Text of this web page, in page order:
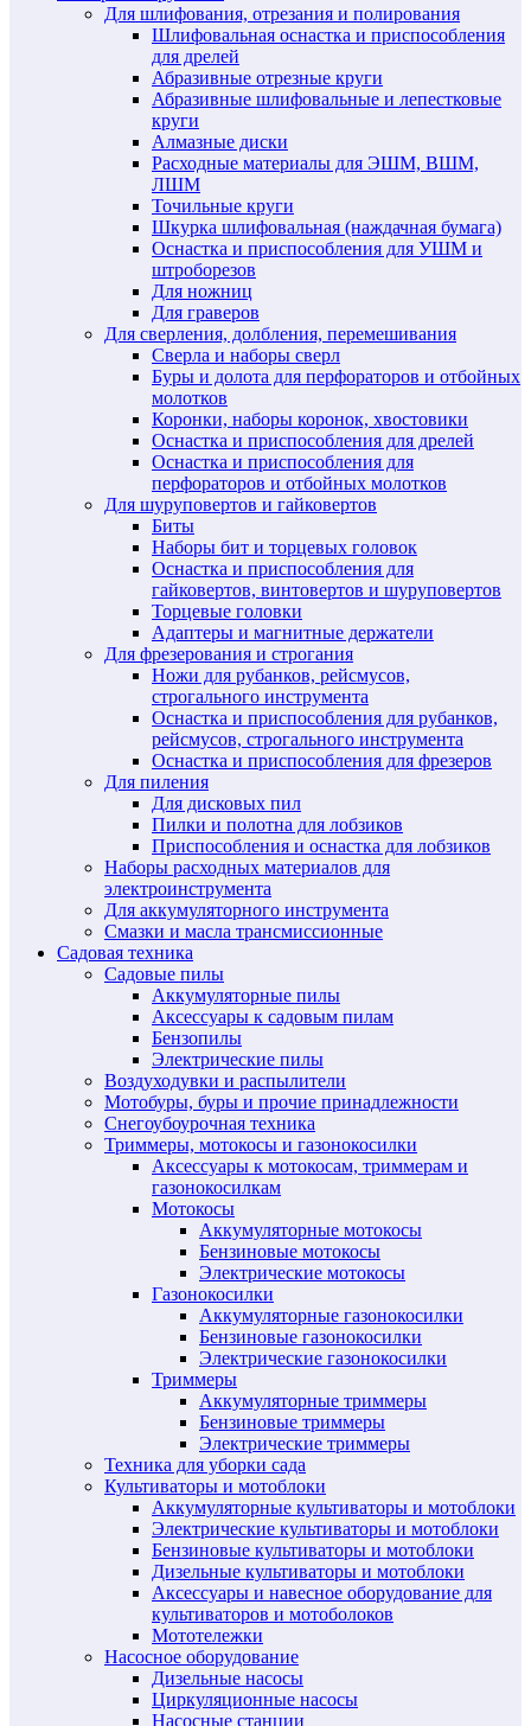
Для шлифования, отрезания и полирования
Шлифовальная оснастка и приспособления
для дрелей
Абразивные отрезные круги
Абразивные шлифовальные и лепестковые
круги
Алмазные диски
Расходные материалы для ЭШМ, ВШМ,
ЛШМ
Точильные круги
Шкурка шлифовальная (наждачная бумага)
Оснастка и приспособления для УШМ и
штроборезов
Для ножниц
Для граверов
Для сверления, долбления, перемешивания
Сверла и наборы сверл
Буры и долота для перфораторов и отбойных
молотков
Коронки, наборы коронок, хвостовики
Оснастка и приспособления для дрелей
Оснастка и приспособления для
перфораторов и отбойных молотков
Для шуруповертов и гайковертов
Биты
Наборы бит и торцевых головок
Оснастка и приспособления для
гайковертов, винтовертов и шуруповертов
Торцевые головки
Адаптеры и магнитные держатели
Для фрезерования и строгания
Ножи для рубанков, рейсмусов,
строгального инструмента
Оснастка и приспособления для рубанков,
рейсмусов, строгального инструмента
Оснастка и приспособления для фрезеров
Для пиления
Для дисковых пил
Пилки и полотна для лобзиков
Приспособления и оснастка для лобзиков
Наборы расходных материалов для
электроинструмента
Для аккумуляторного инструмента
Смазки и масла трансмиссионные
Садовая техника
Садовые пилы
Аккумуляторные пилы
Аксессуары к садовым пилам
Бензопилы
Электрические пилы
Воздуходувки и распылители
Мотобуры, буры и прочие принадлежности
Снегоубоурочная техника
Триммеры, мотокосы и газонокосилки
Аксессуары к мотокосам, триммерам и
газонокосилкам
Мотокосы
Аккумуляторные мотокосы
Бензиновые мотокосы
Электрические мотокосы
Газонокосилки
Аккумуляторные газонокосилки
Бензиновые газонокосилки
Электрические газонокосилки
Триммеры
Аккумуляторные триммеры
Бензиновые триммеры
Электрические триммеры
Техника для уборки сада
Культиваторы и мотоблоки
Аккумуляторные культиваторы и мотоблоки
Электрические культиваторы и мотоблоки
Бензиновые культиваторы и мотоблоки
Дизельные культиваторы и мотоблоки
Аксессуары и навесное оборудование для
культиваторов и мотоболоков
Мототележки
Насосное оборудование
Дизельные насосы
Циркуляционные насосы
Насосные станции